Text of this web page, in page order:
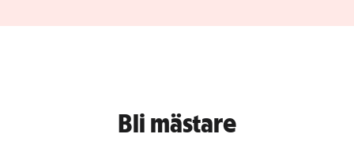
Bli mästare